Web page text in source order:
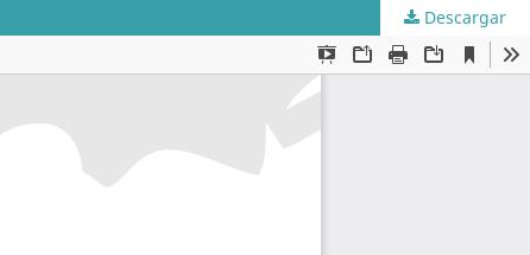
Descargar